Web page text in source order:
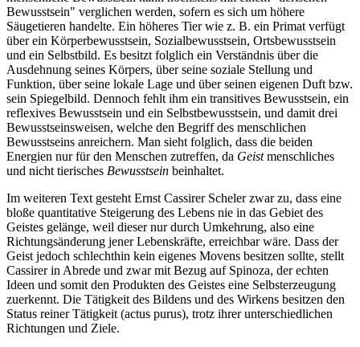
Bewusstsein" verglichen werden, sofern es sich um höhere
Säugetieren handelte. Ein höheres Tier wie z. B. ein Primat verfügt
über ein Körperbewusstsein, Sozialbewusstsein, Ortsbewusstsein
und ein Selbstbild. Es besitzt folglich ein Verständnis über die
Ausdehnung seines Körpers, über seine soziale Stellung und
Funktion, über seine lokale Lage und über seinen eigenen Duft bzw.
sein Spiegelbild. Dennoch fehlt ihm ein transitives Bewusstsein, ein
reflexives Bewusstsein und ein Selbstbewusstsein, und damit drei
Bewusstseinsweisen, welche den Begriff des menschlichen
Bewusstseins anreichern. Man sieht folglich, dass die beiden
Energien nur für den Menschen zutreffen, da Geistmenschliches
und nicht tierisches Bewusstsein beinhaltet.
Im weiteren Text gesteht Ernst Cassirer Scheler zwar zu, dass eine
bloße quantitative Steigerung des Lebens nie in das Gebiet des
Geistes gelänge, weil dieser nur durch Umkehrung, also eine
Richtungsänderung jener Lebenskräfte, erreichbar wäre. Dass der
Geist jedoch schlechthin kein eigenes Movens besitzen sollte, stellt
Cassirer in Abrede und zwar mit Bezug auf Spinoza, der echten
Ideen und somit den Produkten des Geistes eine Selbsterzeugung
zuerkennt. Die Tätigkeit des Bildens und des Wirkens besitzen den
Status reiner Tätigkeit (actus purus), trotz ihrer unterschiedlichen
Richtungen und Ziele.